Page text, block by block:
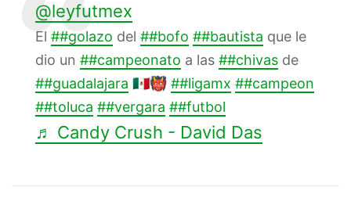
@leyfutmex
El ##golazo del ##bofo ##bautista que le
dio un ##campeonato a las ##chivas de
##guadalajara 🇲🇽👹 ##ligamx ##campeon
##toluca ##vergara ##futbol
♬ Candy Crush - David Das